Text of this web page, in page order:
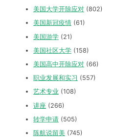
美国大学开除应对 (802)
美国新冠疫情 (61)
美国游学 (21)
美国社区大学 (158)
美国高中开除应对 (66)
职业发展和实习 (557)
艺术专业 (108)
讲座 (266)
转学申请 (505)
陈航说留美 (745)